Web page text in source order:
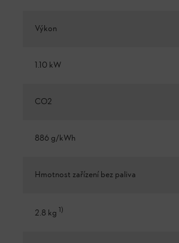
Výkon
1.10 kW
CO2
886 g/kWh
Hmotnost zařízení bez paliva
2.8 kg 1)